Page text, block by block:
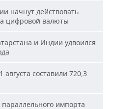
начнут действовать
цифровой валюты
и Индии удвоился
августа составили 720,3
импорта